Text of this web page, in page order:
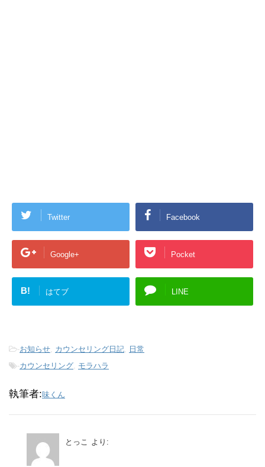
Twitter Facebook
Google+ Pocket
B! はてブ LINE
-お知らせ, カウンセリング日記, 日常
-カウンセリング, モラハラ
執筆者:味くん
とっこ より: